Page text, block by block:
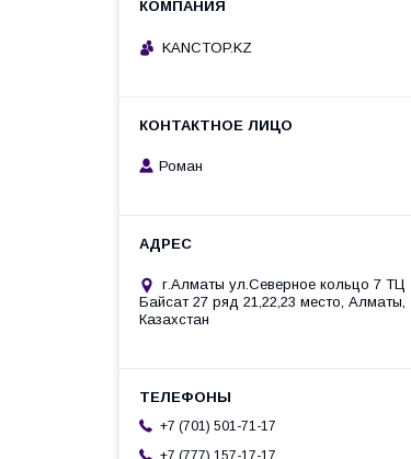
KANCTOP.KZ
Роман
г.Алматы ул.Северное кольцо 7 ТЦ
Байсат 27 ряд 21,22,23 место, Алматы,
Казахстан
+7 (701) 501-71-17